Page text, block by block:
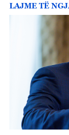
LAJME TË